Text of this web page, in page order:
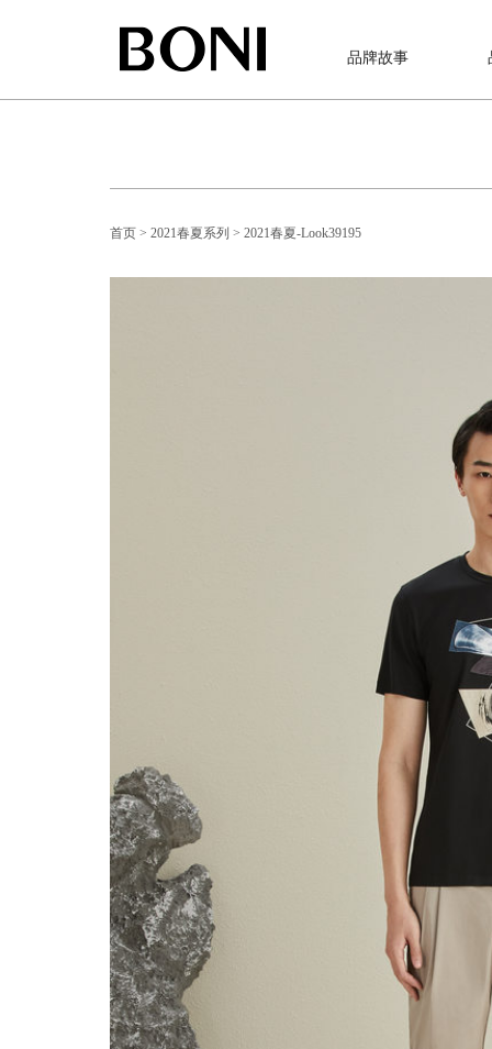
品牌故事
首页 > 2021春夏系列 > 2021春夏-Look39195